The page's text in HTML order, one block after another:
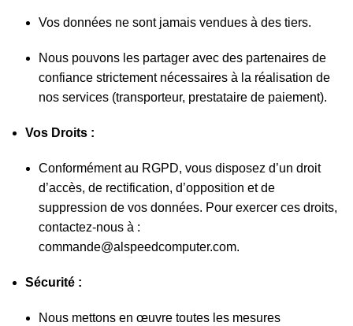
Vos données ne sont jamais vendues à des tiers.
Nous pouvons les partager avec des partenaires de
confiance strictement nécessaires à la réalisation de
nos services (transporteur, prestataire de paiement).
Vos Droits :
Conformément au RGPD, vous disposez d’un droit
d’accès, de rectification, d’opposition et de
suppression de vos données. Pour exercer ces droits,
contactez-nous à :
commande@alspeedcomputer.com.
Sécurité :
Nous mettons en œuvre toutes les mesures